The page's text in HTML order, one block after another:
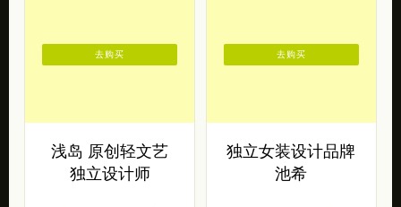
浅岛 原创轻文艺
独立设计师
去购买
独立女装设计品牌
池希
去购买